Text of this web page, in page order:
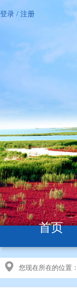
登录 / 注册
首页
您现在所在的位置：